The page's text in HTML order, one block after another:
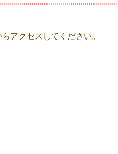
らアクセスしてください。